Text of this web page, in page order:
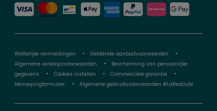
Wettelijke vermeldingen
Geldende aanbodvoorwaarden
Algemene verkoopsvoorwaarden
Bescherming van persoonlijke
gegevens
Cookies instellen
Commerciële garantie
Herroepingformulier
Algemene gebruiksvoorwaarden #LaRedoute